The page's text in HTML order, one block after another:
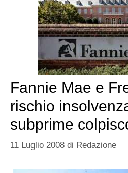
Fannie Mae e
rischio
subprime
11 Luglio 2008 di Redazione